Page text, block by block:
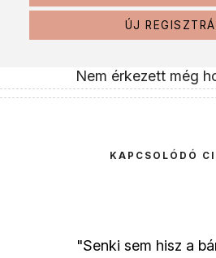
ÚJ
Nem érkezett még
KAPCSOLÓDÓ
"Senki sem hisz a